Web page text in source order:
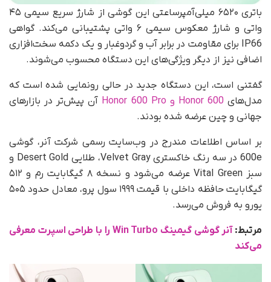
باتری ۶۵۲۰ میلی‌آمپرساعتی این گوشی از شارژ سریع سیمی ۴۵
واتی و شارژ معکوس سیمی ۶ واتی پشتیبانی می‌کند. گواهی
IP66 برای مقاومت در برابر آب و گردوغبار و یک دکمه سخت‌افزاری
اضافی نیز از دیگر ویژگی‌های این دستگاه محسوب می‌شوند.
گفتنی است، این دستگاه جدید در حالی رونمایی شده است که
مدل‌هایHonor 600 و Honor 600 Pro
آن پیش‌تر در بازارهای
جهانی و چین عرضه شده بودند.
بر اساس اطلاعات مندرج در وب‌سایت رسمی شرکت آنر، گوشی
600e در سه رنگ خاکستری Velvet Gray، طلایی Desert Gold و
سبز Vital Green عرضه می‌شود و نسخه ۸ گیگابایت رم و ۵۱۲
گیگابایت حافظه داخلی با قیمت ۱۹۹۹ سول پرو، معادل حدود ۵۰۵
یورو به فروش می‌رسد.
مرتبط:
آنر گوشی گیمینگ Win Turbo را با طراحی اسپرت معرفی
می‌کند